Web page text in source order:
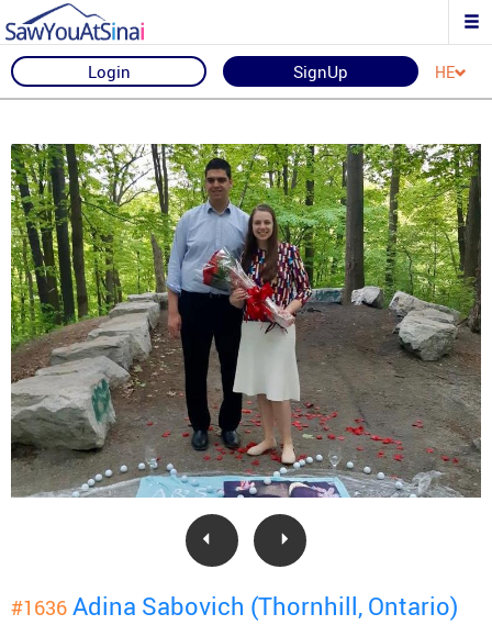
Login SignUp HE
#1636 Adina Sabovich (Thornhill, Ontario)